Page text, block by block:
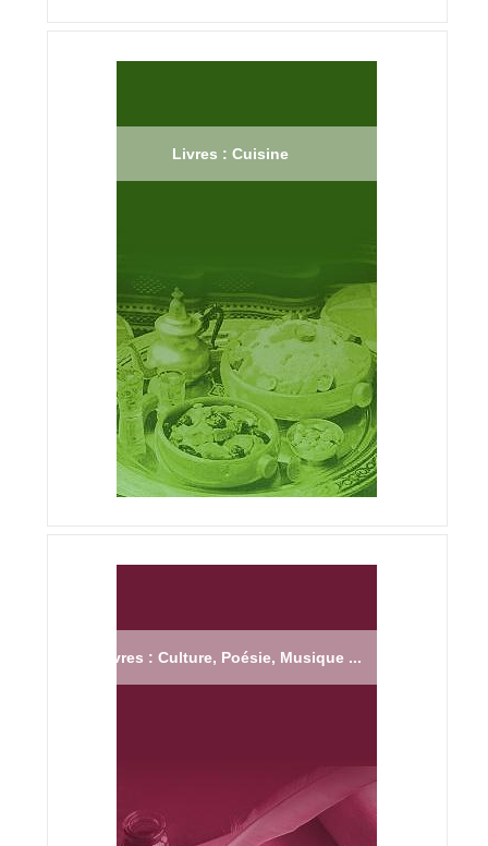
Livres : Cuisine
Livres : Culture, Poésie, Musique ...